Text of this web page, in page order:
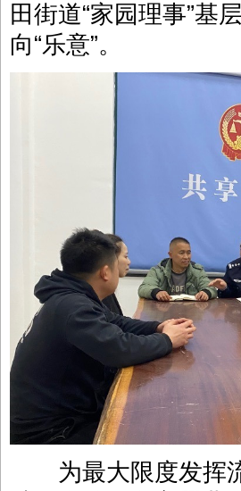
田街道“家园理事”基
向“乐意”。
为最大限度发挥流